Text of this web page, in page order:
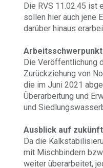
Die RVS 11.02.45 ist
sollen hier auch jene
darüber hinaus
Die Veröffentlichung
Zurückziehung von
die im Juni 2021
Überarbeitung und
und
Ausblick auf
Da die
mit Mischbindern
weiter überarbeitet,